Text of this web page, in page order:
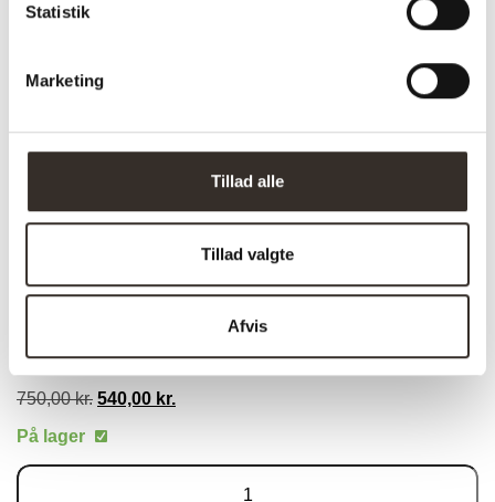
Statistik
Marketing
Tillad alle
Tillad valgte
Afvis
Paisley Puf – Off-White
750,00kr. Den
pris
540,00 kr.
På lager
Paisley